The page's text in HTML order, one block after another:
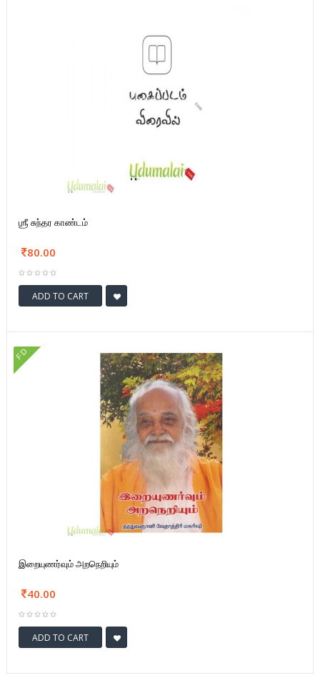
ஶ்ரீ சுந்தர காண்டம்
80.00
ADD TO CART
FD
இறையுணர்வும் அறநெறியும்
40.00
ADD TO CART